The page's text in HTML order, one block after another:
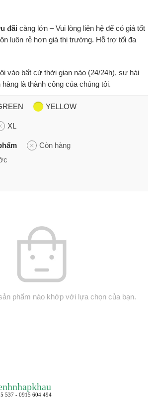
đãi càng lớn – Vui lòng liên hệ để có giá tốt
luôn rẻ hơn giá thị trường. Hỗ trợ tối đa
vào bất cứ thời gian nào (24/24h), sự hài
là thành công của chúng tôi.
YELLOW
XL
Còn hàng
phẩm nào khớp với lựa chọn của bạn.